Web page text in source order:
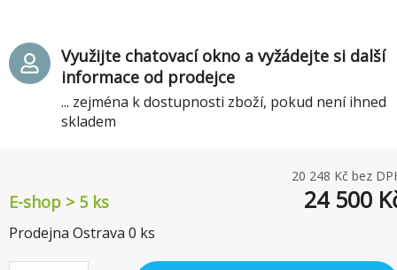
20 248 Kč bez
E-shop > 5 ks 24 500
Prodejna Ostrava 0 ks
Využijte chatovací okno a vyžádejte si další
informace od prodejce
... zejména k dostupnosti zboží, pokud není ihned
skladem